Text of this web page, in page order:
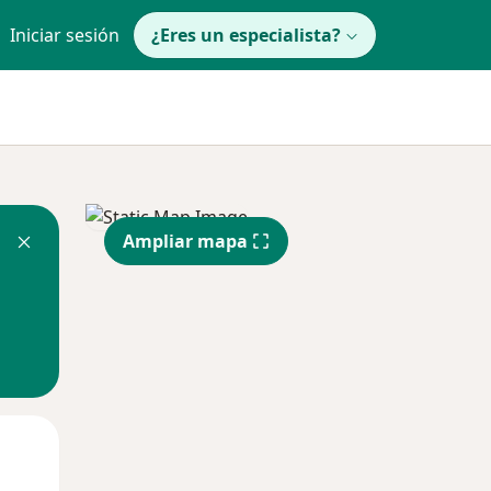
Iniciar sesión ¿Eres un especialista?
Ampliar mapa